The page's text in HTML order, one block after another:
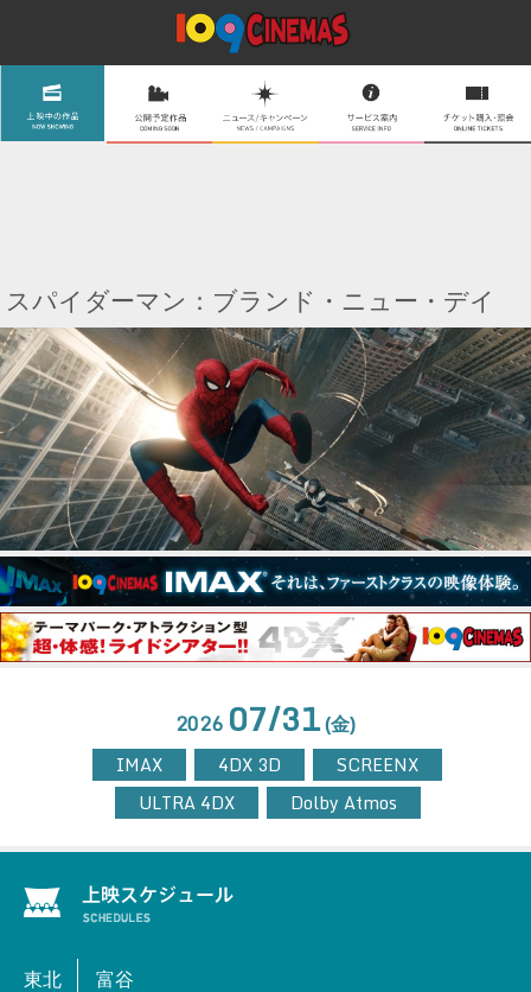
スパイダーマン：ブランド・ニュー・デイ
2026 07/31(金)
IMAX 4DX 3D
SCREENX
ULTRA 4DX
Dolby Atmos
東北 富谷